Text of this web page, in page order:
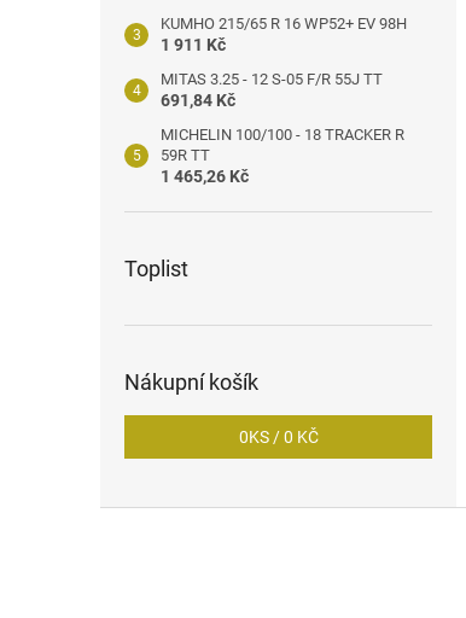
KUMHO 215/65 R 16 WP52+ EV 98H
1 911 Kč
MITAS 3.25 - 12 S-05 F/R 55J TT
691,84 Kč
MICHELIN 100/100 - 18 TRACKER R
59R TT
1 465,26 Kč
Toplist
Nákupní košík
0KS /0 KČ